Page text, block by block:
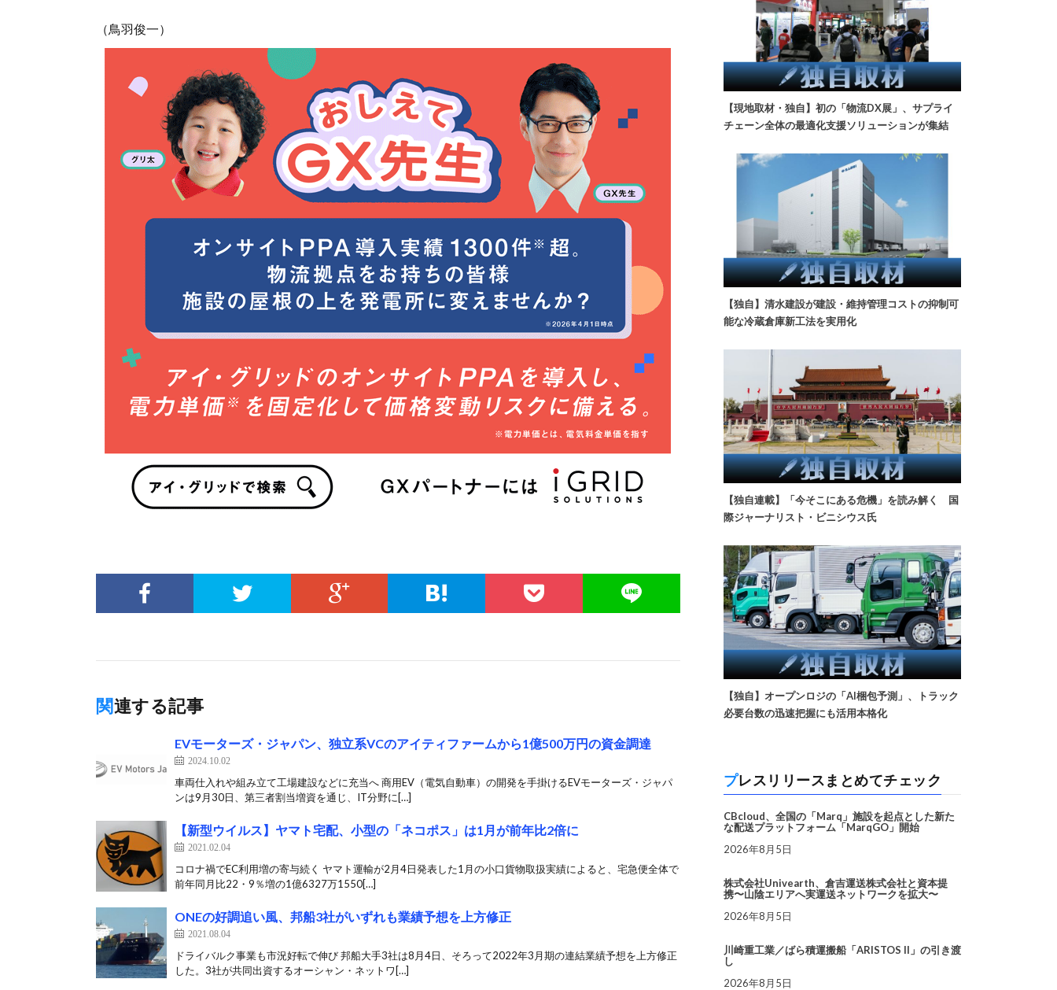
（鳥羽俊一）
関連する記事
EVモーターズ・ジャパン、独立系VCのアイティファームから1億500万円の資金調達
2024.10.02
車両仕入れや組み立て工場建設などに充当へ 商用EV（電気自動車）の開発を手掛けるEVモーターズ・ジャパ
ンは9月30日、第三者割当増資を通じ、IT分野に[…]
【新型ウイルス】ヤマト宅配、小型の「ネコポス」は1月が前年比2倍に
2021.02.04
コロナ禍でEC利用増の寄与続く ヤマト運輸が2月4日発表した1月の小口貨物取扱実績によると、宅急便全体で
前年同月比22・9％増の1億6327万1550[…]
ONEの好調追い風、邦船3社がいずれも業績予想を上方修正
2021.08.04
ドライバルク事業も市況好転で伸び 邦船大手3社は8月4日、そろって2022年3月期の連結業績予想を上方修正
した。3社が共同出資するオーシャン・ネットワ[…]
【現地取材・独自】初の「物流DX展」、サプライ
チェーン全体の最適化支援ソリューションが集結
【独自】清水建設が建設・維持管理コストの抑制可
能な冷蔵倉庫新工法を実用化
【独自連載】「今そこにある危機」を読み解く 国
際ジャーナリスト・ビニシウス氏
【独自】オープンロジの「AI梱包予測」、トラック
必要台数の迅速把握にも活用本格化
プレスリリースまとめてチェック
CBcloud、全国の「Marq」施設を起点とした新た
な配送プラットフォーム「MarqGO」開始
2026年8月5日
株式会社Univearth、倉吉運送株式会社と資本提
携〜山陰エリアへ実運送ネットワークを拡大〜
2026年8月5日
川崎重工業／ばら積運搬船「ARISTOS II」の引き渡
し
2026年8月5日